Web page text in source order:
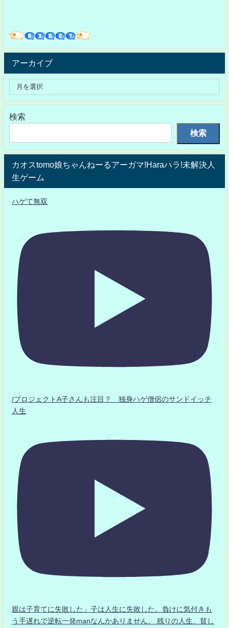
アーカイブ
検索
検索
カオスtomo娘ちゃんねーるアーガマ!Haraハラ!未解決人
生ゲーム
ハゲて無双
/プロジェクトA子さんも注目？ 独身ハゲ僧侶のサンドイッチ
人生
親は子育てに失敗した」子は人生に失敗した。負けに気付きも
う手遅れで逆転一発manなんかありません、 残りの人生、貧し